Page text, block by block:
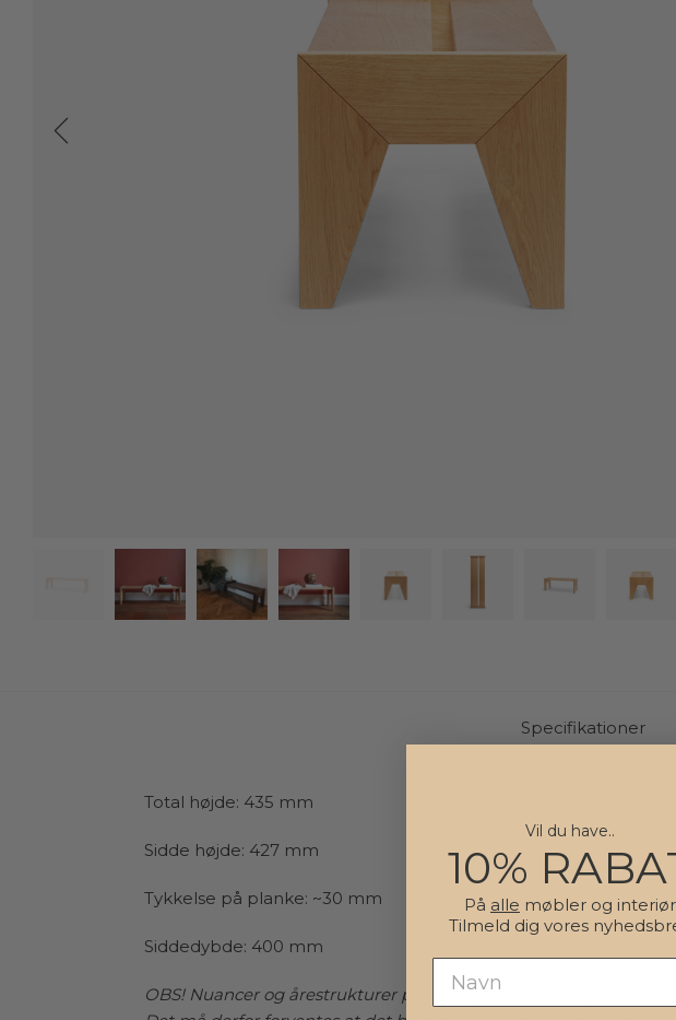
Specifikationer
Total højde: 435 mm
Sidde højde: 427 mm
Tykkelse på planke: ~30 mm
Siddedybde: 400 mm
OBS! Nuancer og årestrukturer på færdigbehandlede
Vil du have..
10%
På alle møbler og interiør
Tilmeld dig vores